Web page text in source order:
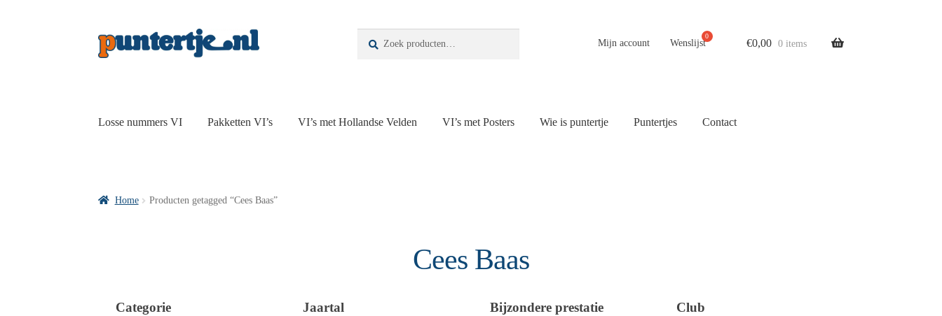
Zoeken
Mijn account Wenslijst €0,00 0 items
Losse nummers VI Pakketten VI’s VI’s met Hollandse Velden VI’s met Posters Wie is puntertje Puntertjes Contact
Home Producten getagged “Cees Baas”
Cees Baas
Categorie Jaartal Bijzondere prestatie Club